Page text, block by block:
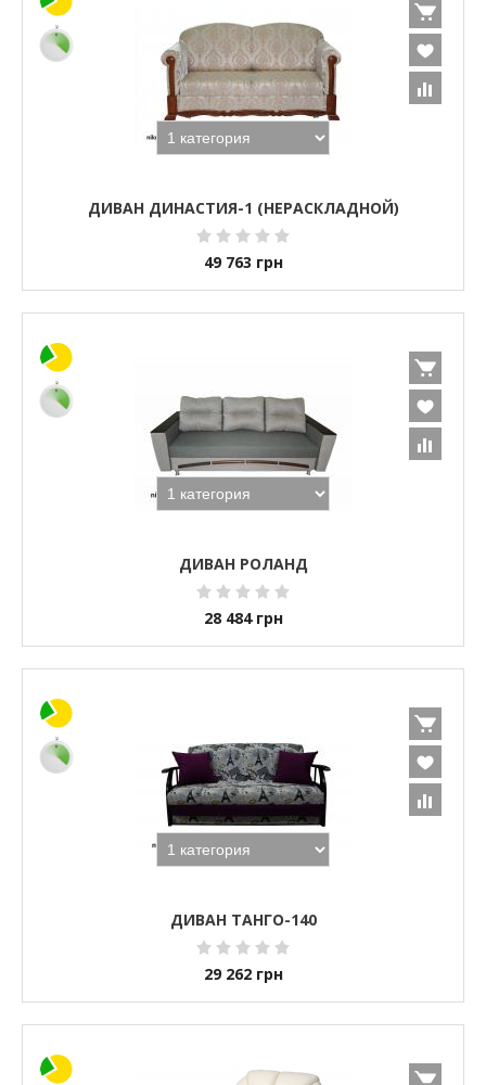
ДИВАН ДИНАСТИЯ-1 (НЕРАСКЛАДНОЙ)
49 763 грн
ДИВАН РОЛАНД
28 484 грн
ДИВАН ТАНГО-140
29 262 грн